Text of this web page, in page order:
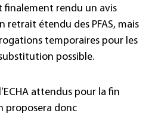
finalement rendu un avis
retrait étendu des PFAS, mais
temporaires pour les
possible.
attendus pour la fin
proposera donc